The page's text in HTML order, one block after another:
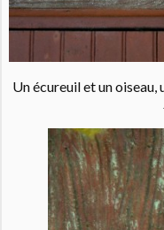
Un écureuil et un oiseau,